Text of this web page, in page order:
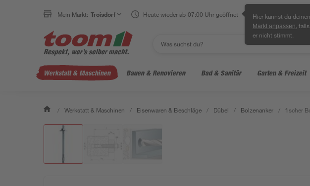
Mein Markt: Troisdorf Heute wieder ab 07:00 Uhr geöffnet Hier kannst du deinen
Markt anpassen , falls
er nicht stimmt.
Werkstatt & Maschinen Bauen & Renovieren Bad & Sanitär Garten & Freizeit
/ Werkstatt & Maschinen / Eisenwaren & Beschläge / Dübel / Bolzenanker / fischer